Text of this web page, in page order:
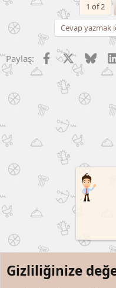
1 of 2
Cevap yazmak
Paylaş: FacebookX (Twitter)
Gizliliğinize